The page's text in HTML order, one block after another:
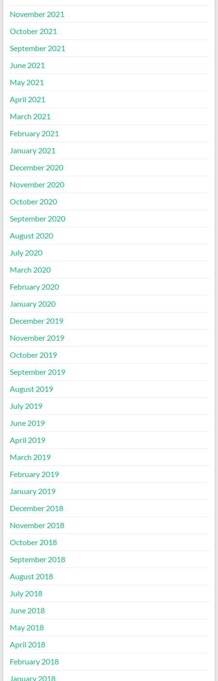
November 2021
October 2021
September 2021
June 2021
May 2021
April 2021
March 2021
February 2021
January 2021
December 2020
November 2020
October 2020
September 2020
August 2020
July 2020
March 2020
February 2020
January 2020
December 2019
November 2019
October 2019
September 2019
August 2019
July 2019
June 2019
April 2019
March 2019
February 2019
January 2019
December 2018
November 2018
October 2018
September 2018
August 2018
July 2018
June 2018
May 2018
April 2018
February 2018
January 2018